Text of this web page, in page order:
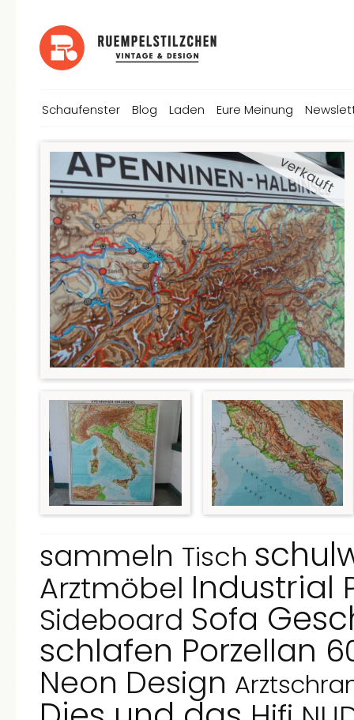
Schaufenster Blog Laden Eure Meinung
sammeln Tisch
Arztmöbel Industrial
Sideboard Sofa
schlafen Porzellan
Neon Design